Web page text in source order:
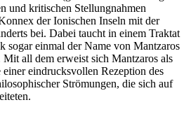
und kritischen Stellungnahmen
der Ionischen Inseln mit der
bei. Dabei taucht in einem Traktat
sogar einmal der Name von Mantzaros
all dem erweist sich Mantzaros als
eindrucksvollen Rezeption des
Strömungen, die sich auf